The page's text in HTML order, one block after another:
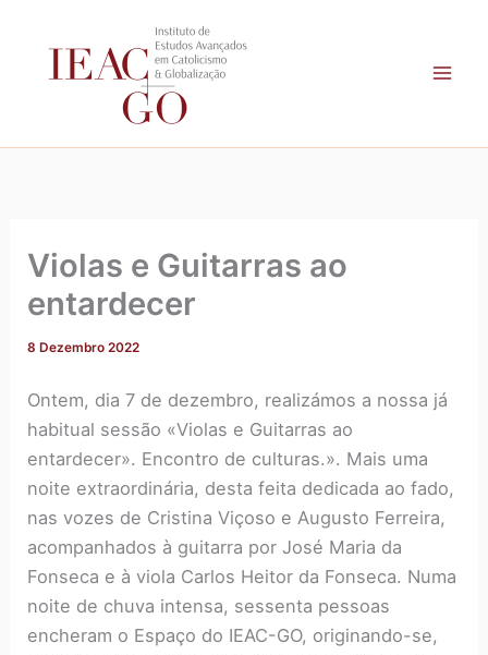
Violas e Guitarras ao
entardecer
8 Dezembro 2022
Ontem, dia 7 de dezembro, realizámos a nossa já
habitual sessão «Violas e Guitarras ao
entardecer». Encontro de culturas.». Mais uma
noite extraordinária, desta feita dedicada ao fado,
nas vozes de Cristina Viçoso e Augusto Ferreira,
acompanhados à guitarra por José Maria da
Fonseca e à viola Carlos Heitor da Fonseca. Numa
noite de chuva intensa, sessenta pessoas
encheram o Espaço do IEAC-GO, originando-se,